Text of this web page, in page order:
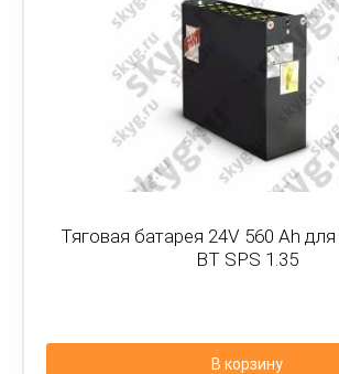
Тяговая батарея 24V 560 Ah
BT SPS 1.35
В корзину